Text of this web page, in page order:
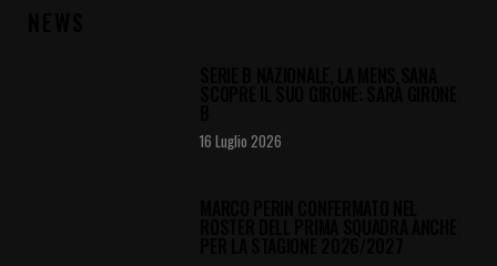
16 Luglio 2026